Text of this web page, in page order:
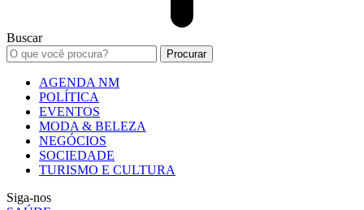
Buscar
AGENDA NM
POLÍTICA
EVENTOS
MODA & BELEZA
NEGÓCIOS
SOCIEDADE
TURISMO E CULTURA
Siga-nos